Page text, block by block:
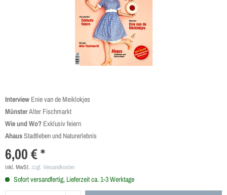
Interview Enie van de Meiklokjes
MünsterAlter Fischmarkt
Wie und Wo? Exklusiv feiern
AhausStadtleben und Naturerlebnis
6,00 € *
inkl. MwSt. zzgl. Versandkosten
Sofort versandfertig, Lieferzeit ca. 1-3 Werktage